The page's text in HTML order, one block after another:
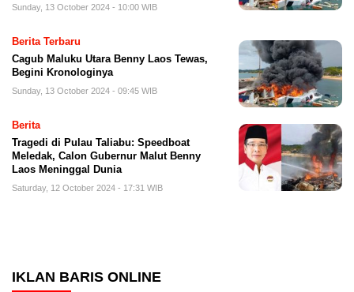
Sunday, 13 October 2024 - 10:00 WIB
Berita Terbaru
Cagub Maluku Utara Benny Laos Tewas,
Begini Kronologinya
Sunday, 13 October 2024 - 09:45 WIB
Berita
Tragedi di Pulau Taliabu: Speedboat
Meledak, Calon Gubernur Malut Benny
Laos Meninggal Dunia
Saturday, 12 October 2024 - 17:31 WIB
IKLAN BARIS ONLINE